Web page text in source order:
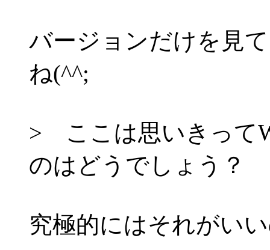
バージョンだけを見
ね(^^;
> ここは思いきって
のはどうでしょう？
究極的にはそれがい